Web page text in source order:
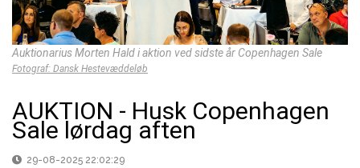
Auktionarius Morten Hald i aktion ved sidste år Copenhagen Sale
Fotograf: Dansk Hestevæddeløb
AUKTION - Husk Copenhagen
Sale lørdag aften
29-08-2025 22:02:29